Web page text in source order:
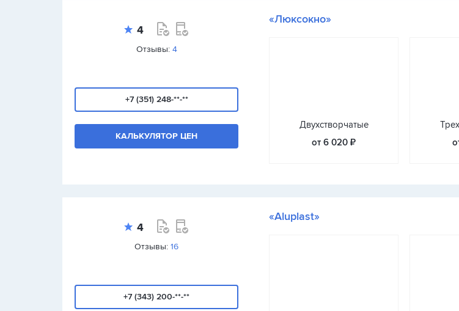
4
Отзывы: 4
+7 (351) 248-**-**
КАЛЬКУЛЯТОР ЦЕН
«Люксокно»
Двухстворчатые
от 6 020 ₽
4
Отзывы: 16
+7 (343) 200-**-**
«Aluplast»